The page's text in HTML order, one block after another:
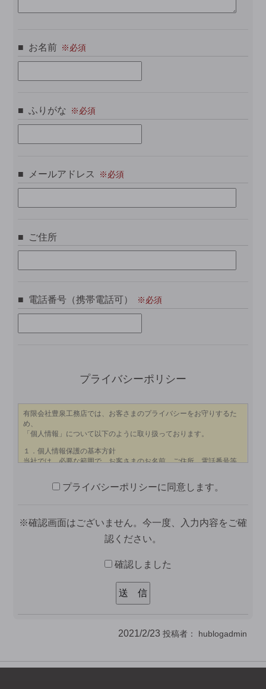
お名前
ふりがな
メールアドレス
ご住所
電話番号（携帯電話可）
プライバシーポリシー
プライバシーポリシーに同意します。
※確認画面はございません。今一度、入力内容をご確
認ください。
確認しました
2021/2/23 投稿者： hublogadmin